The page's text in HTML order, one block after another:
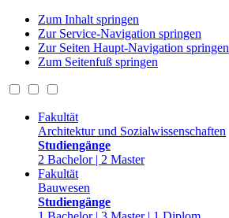
Zum Inhalt springen
Zur Service-Navigation springen
Zur Seiten Haupt-Navigation springen
Zum Seitenfuß springen
Fakultät
Architektur und Sozialwissenschaften
Studiengänge
2 Bachelor | 2 Master
Fakultät
Bauwesen
Studiengänge